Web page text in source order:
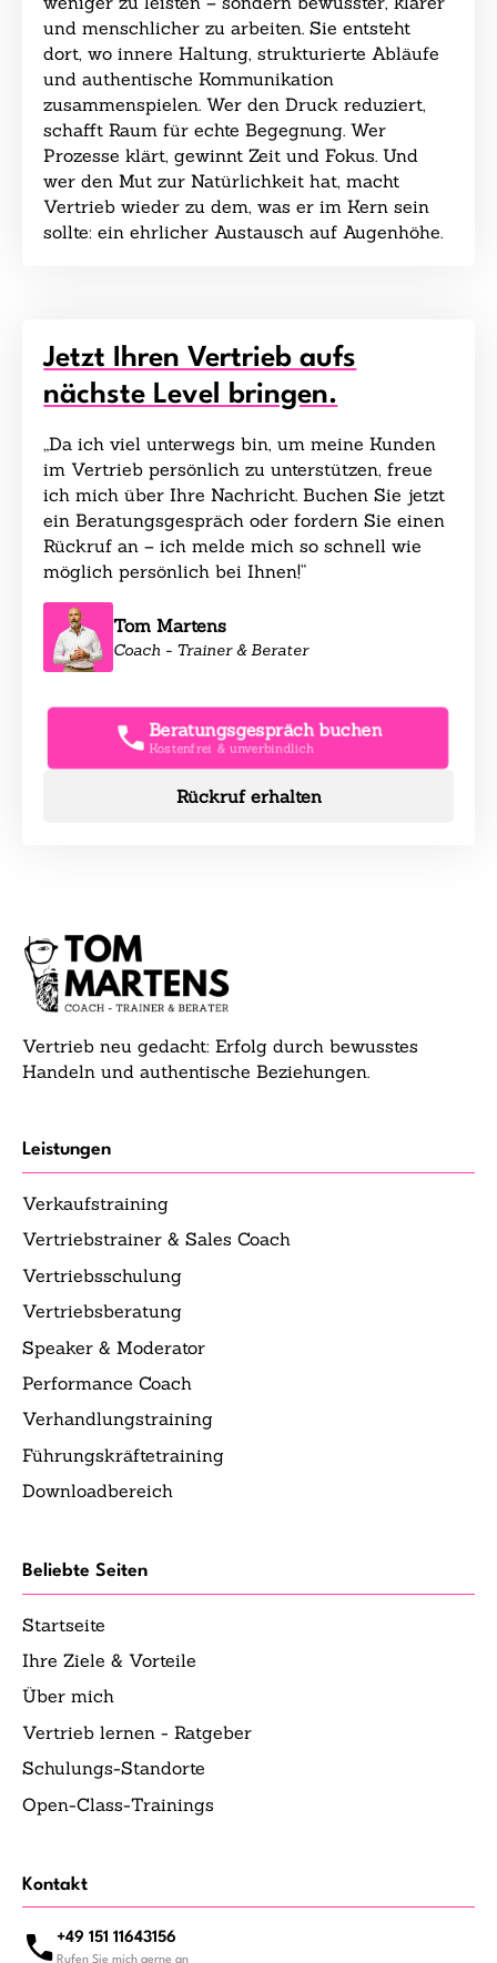
und menschlicher zu arbeiten. Sie entsteht
dort, wo innere Haltung, strukturierte Abläufe
und authentische Kommunikation
zusammenspielen. Wer den Druck reduziert,
schafft Raum für echte Begegnung. Wer
Prozesse klärt, gewinnt Zeit und Fokus. Und
wer den Mut zur Natürlichkeit hat, macht
Vertrieb wieder zu dem, was er im Kern sein
sollte: ein ehrlicher Austausch auf Augenhöhe.
Jetzt Ihren Vertrieb aufs
nächste Level bringen.
„Da ich viel unterwegs bin, um meine Kunden
im Vertrieb persönlich zu unterstützen, freue
ich mich über Ihre Nachricht. Buchen Sie jetzt
ein Beratungsgespräch oder fordern Sie einen
Rückruf an – ich melde mich so schnell wie
möglich persönlich bei Ihnen!“
Tom Martens
Coach - Trainer & Berater
Beratungsgespräch buchen
Kostenfrei & unverbindlich
Rückruf erhalten
Vertrieb neu gedacht: Erfolg durch bewusstes
Handeln und authentische Beziehungen.
Leistungen
Verkaufstraining
Vertriebstrainer & Sales Coach
Vertriebsschulung
Vertriebsberatung
Speaker & Moderator
Performance Coach
Verhandlungstraining
Führungskräftetraining
Downloadbereich
Beliebte Seiten
Startseite
Ihre Ziele & Vorteile
Über mich
Vertrieb lernen - Ratgeber
Schulungs-Standorte
Open-Class-Trainings
Kontakt
+49 151 11643156
Rufen Sie mich gerne an